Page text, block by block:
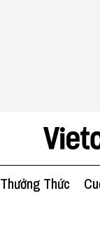
Thưởng Thức